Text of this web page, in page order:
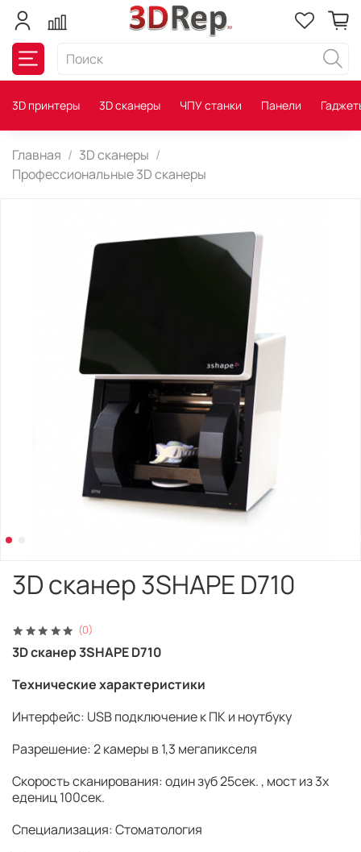
3D принтеры 3D сканеры ЧПУ станки Панели
Главная
3D сканеры
Профессиональные 3D сканеры
(0)
3D сканер 3SHAPE D710
3D сканер 3SHAPE D710
Технические характеристики
Интерфейс: USB подключение к ПК и ноутбуку
Разрешение: 2 камеры в 1,3 мегапикселя
Скорость сканирования: один зуб 25сек. , мост из 3х
едениц 100сек.
Специализация: Стоматология